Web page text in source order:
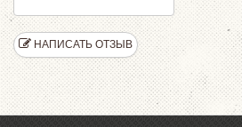
НАПИСАТЬ ОТЗЫВ